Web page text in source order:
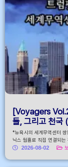
[Voyagers
들, 그리고 천국
*뉴욕시의 세계무역센터
닉스 웜홀로 직접 연결되
2026-08-02